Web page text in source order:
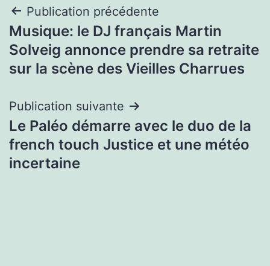
Navigation
de
l’article
Publication précédente
Musique: le DJ français Martin
Solveig annonce prendre sa retraite
sur la scène des Vieilles Charrues
Publication suivante
Le Paléo démarre avec le duo de la
french touch Justice et une météo
incertaine